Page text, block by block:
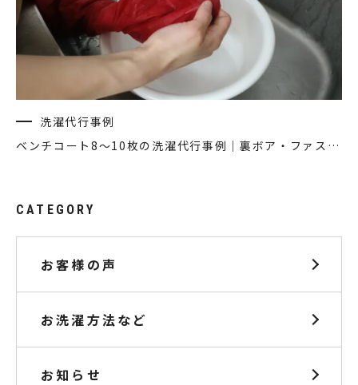
洗濯代行事例
ベンチコート8〜10枚の洗濯代行事例｜裏ボア・ファスナー付き作業着の手洗い処理（工程レポート）
CATEGORY
お客様の声
お洗濯方法など
お知らせ